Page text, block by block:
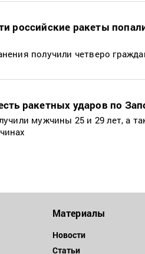
российские ракеты
получили четверо
ракетных ударов по
мужчины 25 и 29 лет, а
Материалы
Новости
Статьи